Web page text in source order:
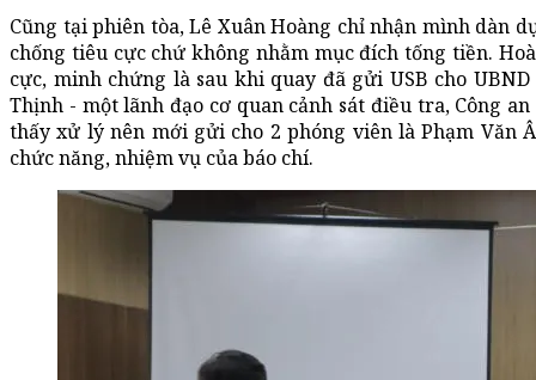
Cũng tại phiên tòa, Lê Xuân Hoàng chỉ nhận mình dàn
chống tiêu cực chứ không nhằm mục đích tống tiền.
cực, minh chứng là sau khi quay đã gửi USB cho
Thịnh - một lãnh đạo cơ quan cảnh sát điều tra, Công
thấy xử lý nên mới gửi cho 2 phóng viên là Phạm Văn
chức năng, nhiệm vụ của báo chí.